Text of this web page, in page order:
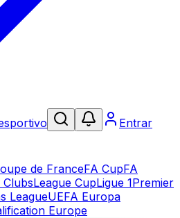
Entrar
de FranceFA CupFA
ClubsLeague CupLigue 1Premier
LeagueUEFA Europa
Europe